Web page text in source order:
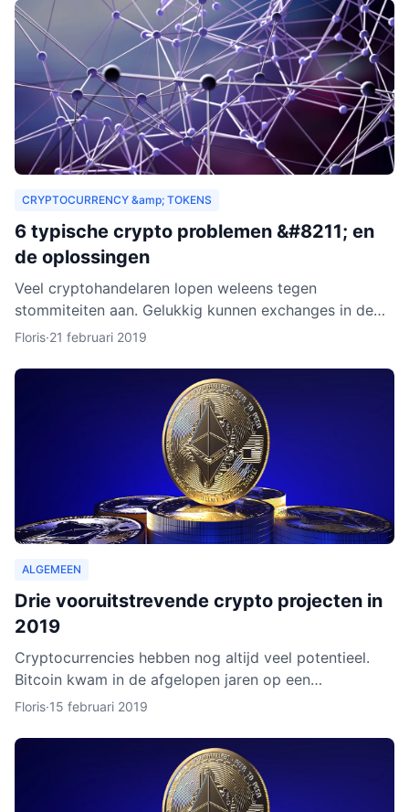
CRYPTOCURRENCY &amp; TOKENS
6 typische crypto problemen &#8211; en
de oplossingen
Veel cryptohandelaren lopen weleens tegen
stommiteiten aan. Gelukkig kunnen exchanges in de
meeste gevallen helpen. Helaas zijn er ook gevallen
Floris·21 februari 2019
ALGEMEEN
Drie vooruitstrevende crypto projecten in
2019
Cryptocurrencies hebben nog altijd veel potentieel.
Bitcoin kwam in de afgelopen jaren op een
hoogtepunt te staan en Ethereum volgde in rap
Floris·15 februari 2019